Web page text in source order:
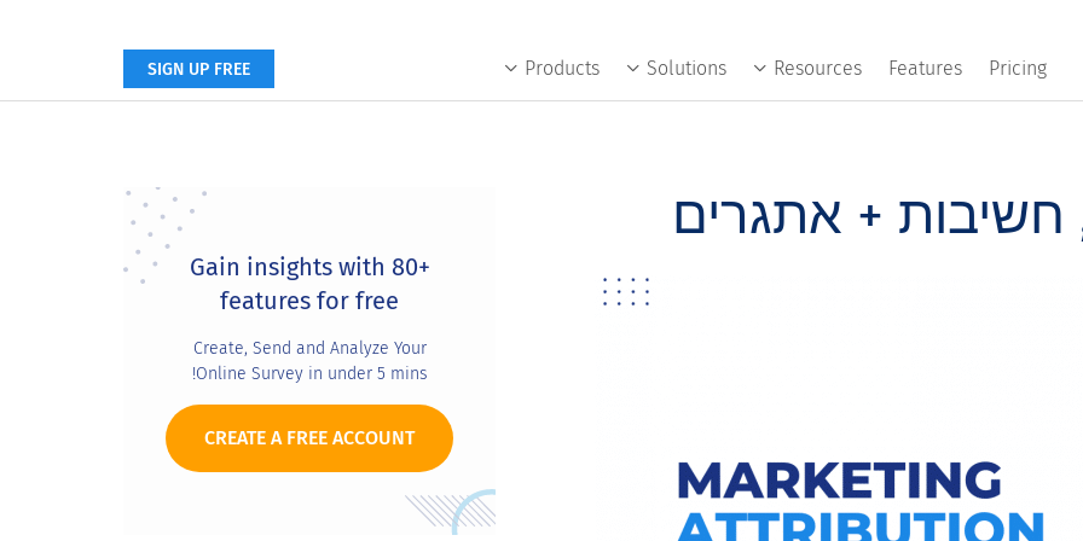
Products Solutions Resources Features Pricing
SIGN UP FREE
חשיבות + אתגרים
Sidebar
Gain insights with 80+
features for free
Create, Send and Analyze Your
Online Survey in under 5 mins!
CREATE A FREE ACCOUNT